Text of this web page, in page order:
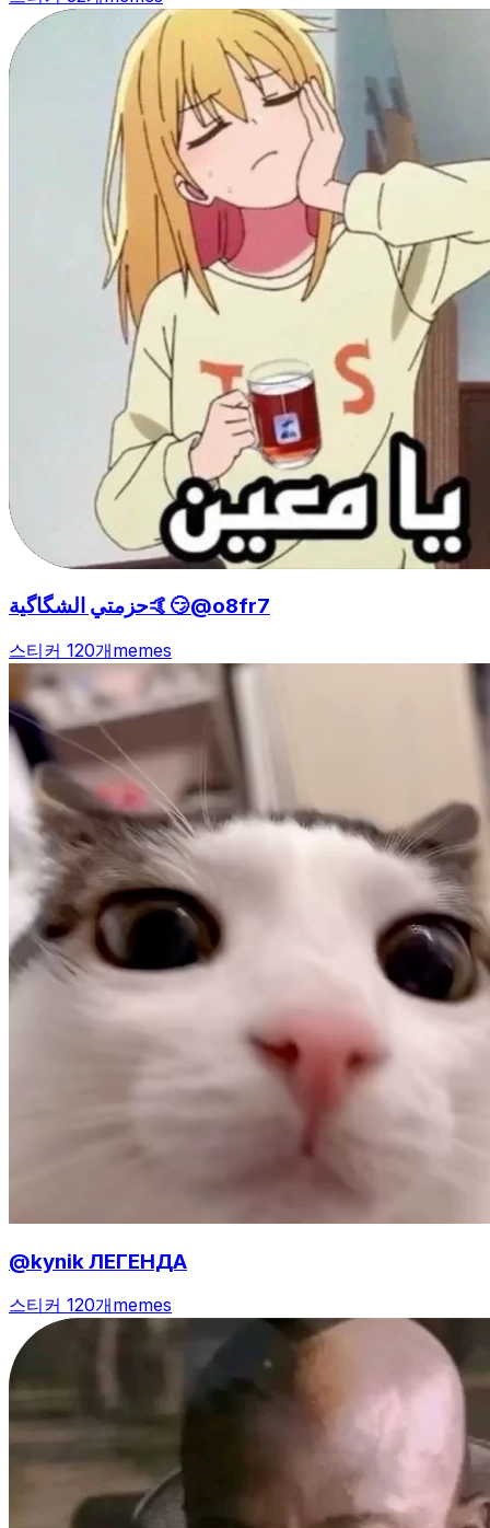
حزمتي الشگاگية🤙😏@o8fr7
스티커 120개memes
@kynik ЛЕГЕНДА
스티커 120개memes